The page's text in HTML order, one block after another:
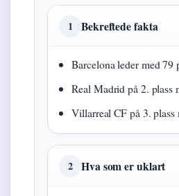
1 Bekreftede fakta
Barcelona leder med 79
Real Madrid på 2. plass
Villarreal CF på 3. plass
2 Hva som er uklart